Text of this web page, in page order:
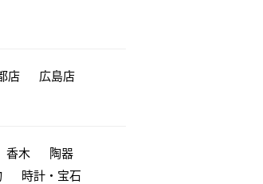
店
広島店
香木
陶器
時計・宝石